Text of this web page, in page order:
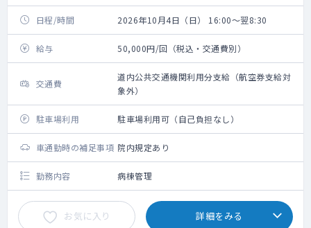
日程/時間 2026年10月4日（日） 16:00～翌8:30
給与 50,000円/回（税込・交通費別）
交通費
道内公共交通機関利用分支給（航空券支給対
象外）
駐車場利用 駐車場利用可（自己負担なし）
車通勤時の補足事項 院内規定あり
勤務内容 病棟管理
お気に入り 詳細をみる